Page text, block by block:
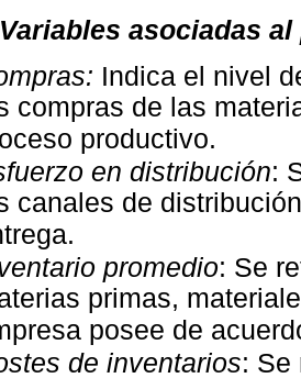
Variables asociadas
Indica el nivel
compras de las
productivo.
en distribución:
canales de
promedio: Se
primas,
posee de
de inventarios: Se